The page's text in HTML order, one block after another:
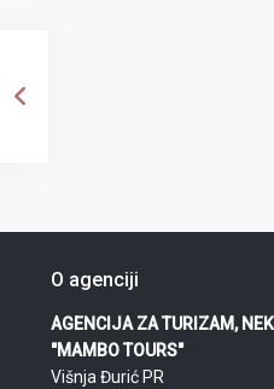
O agenciji
AGENCIJA ZA TURIZAM,
"MAMBO TOURS"
Višnja Đurić PR